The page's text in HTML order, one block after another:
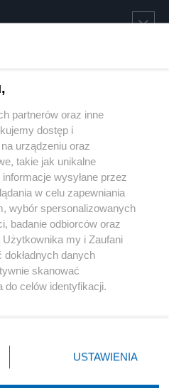
Instagram Youtube
partnerów oraz inne
dostęp i
urządzeniu oraz
takie jak unikalne
wysyłane przez
w celu zapewniania
wybór spersonalizowanych
badanie odbiorców oraz
Użytkownika my i Zaufani
danych
skanować
celów identyfikacji.
ustawień prywatności
rogu strony
nie wymagają zgody
USTAWIENIA